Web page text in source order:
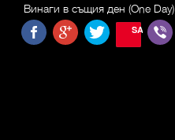
Винаги в същия ден (One Day)
SAVE